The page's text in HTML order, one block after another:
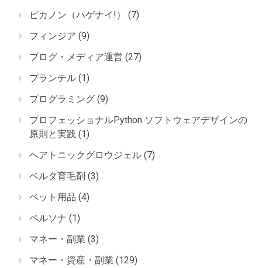
ピカノン（ハゲナイ!）
(7)
フィンジア (9)
ブログ・メディア運営 (27)
プランテル (1)
プログラミング (9)
プロフェッショナルPython ソフトウェアデザインの
原則と実践 (1)
ヘアトニックグロウジェル (7)
ベルタ育毛剤 (3)
ペット用品 (4)
ペルソナ (1)
マネー・副業 (3)
マネー・資産・副業 (129)